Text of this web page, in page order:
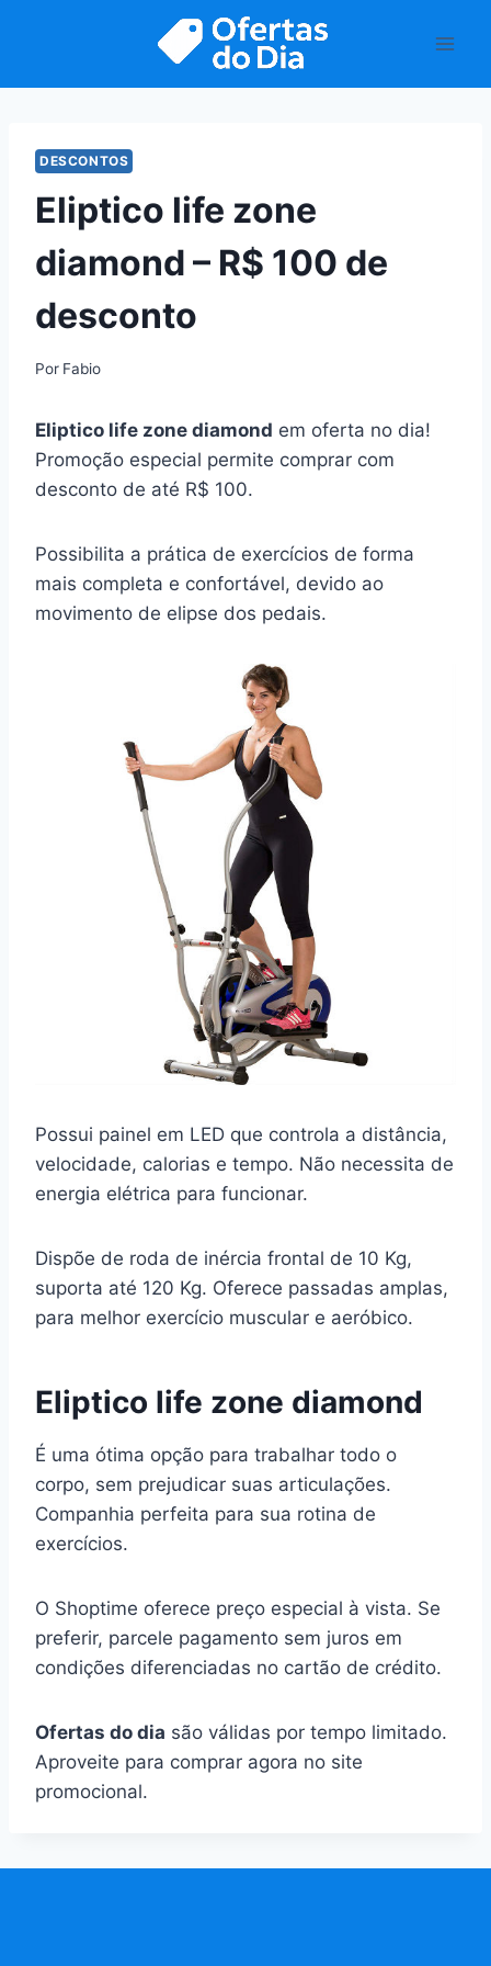
DESCONTOS
Eliptico life zone
diamond – R$ 100 de
desconto
Por Fabio
Eliptico life zone diamond em oferta no dia!
Promoção especial permite comprar com
desconto de até R$ 100.
Possibilita a prática de exercícios de forma
mais completa e confortável, devido ao
movimento de elipse dos pedais.
Possui painel em LED que controla a distância,
velocidade, calorias e tempo. Não necessita de
energia elétrica para funcionar.
Dispõe de roda de inércia frontal de 10 Kg,
suporta até 120 Kg. Oferece passadas amplas,
para melhor exercício muscular e aeróbico.
Eliptico life zone diamond
É uma ótima opção para trabalhar todo o
corpo, sem prejudicar suas articulações.
Companhia perfeita para sua rotina de
exercícios.
O Shoptime oferece preço especial à vista. Se
preferir, parcele pagamento sem juros em
condições diferenciadas no cartão de crédito.
Ofertas do dia são válidas por tempo limitado.
Aproveite para comprar agora no site
promocional.